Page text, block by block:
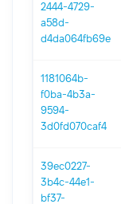
2444-4729-
a58d-
d4da064fb69e
1181064b-
f0ba-4b3a-
9594-
3d0fd070caf4
39ec0227-
3b4c-44e1-
bf37-